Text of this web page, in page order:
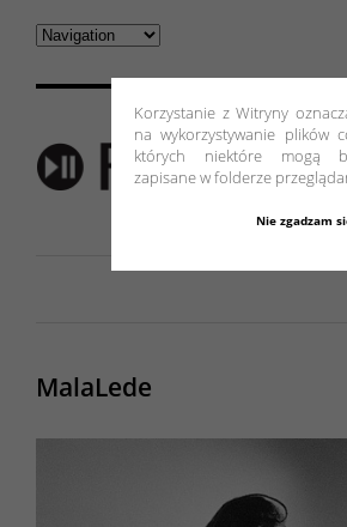
Korzystanie z Witryny
na wykorzystywanie plików
których niektóre mogą
zapisane w folderze
Nie zgadzam
MalaLede